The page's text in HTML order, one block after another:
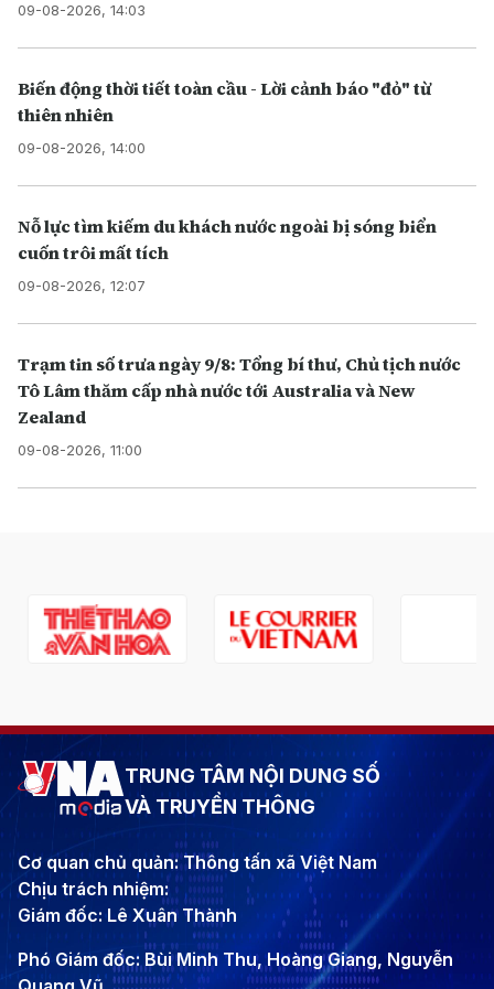
09-08-2026, 14:03
Biến động thời tiết toàn cầu - Lời cảnh báo "đỏ" từ
thiên nhiên
09-08-2026, 14:00
Nỗ lực tìm kiếm du khách nước ngoài bị sóng biển
cuốn trôi mất tích
09-08-2026, 12:07
Trạm tin số trưa ngày 9/8: Tổng bí thư, Chủ tịch nước
Tô Lâm thăm cấp nhà nước tới Australia và New
Zealand
09-08-2026, 11:00
TRUNG TÂM NỘI DUNG SỐ
VÀ TRUYỀN THÔNG
Cơ quan chủ quản: Thông tấn xã Việt Nam
Chịu trách nhiệm:
Giám đốc: Lê Xuân Thành
Phó Giám đốc: Bùi Minh Thu, Hoàng Giang, Nguyễn